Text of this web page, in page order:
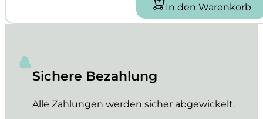
In den Warenkorb
Sichere Bezahlung
Alle Zahlungen werden sicher abgewickelt.